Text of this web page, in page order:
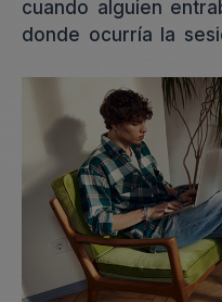
cuando alguien
donde ocurría la